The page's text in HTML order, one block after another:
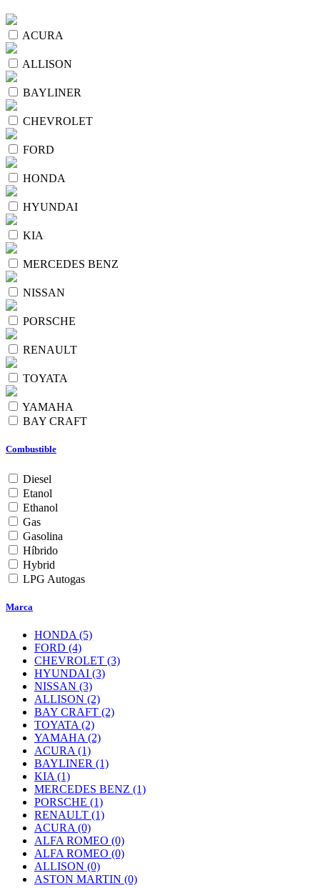
ACURA
ALLISON
BAYLINER
CHEVROLET
FORD
HONDA
HYUNDAI
KIA
MERCEDES BENZ
NISSAN
PORSCHE
RENAULT
TOYATA
YAMAHA
BAY CRAFT
Combustible
Diesel
Etanol
Ethanol
Gas
Gasolina
Híbrido
Hybrid
LPG Autogas
Marca
HONDA (5)
FORD (4)
CHEVROLET (3)
HYUNDAI (3)
NISSAN (3)
ALLISON (2)
BAY CRAFT (2)
TOYATA (2)
YAMAHA (2)
ACURA (1)
BAYLINER (1)
KIA (1)
MERCEDES BENZ (1)
PORSCHE (1)
RENAULT (1)
ACURA (0)
ALFA ROMEO (0)
ALFA ROMEO (0)
ALLISON (0)
ASTON MARTIN (0)